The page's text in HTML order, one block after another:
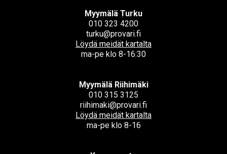
Myymälä Turku
010 323 4200
turku@provari.fi
Löydä meidät kartalta
ma-pe klo 8-16:30
Myymälä Riihimäki
010 315 3125
riihimaki@provari.fi
Löydä meidät kartalta
ma-pe klo 8-16